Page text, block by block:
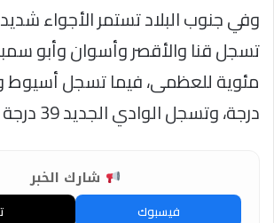
وفي جنوب البلاد تستمر الأجواء
درجة، وتسجل الوادي الجديد 39 درجة مئوية.
شارك الخبر
فيسبوك